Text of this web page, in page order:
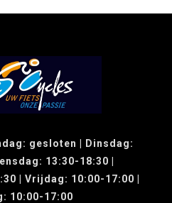
gesloten | Dinsdag:
13:30-18:30 |
| Vrijdag: 10:00-17:00 |
10:00-17:00